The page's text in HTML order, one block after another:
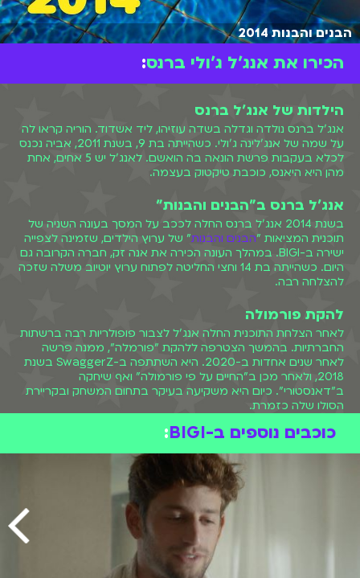
הבנים והבנות 2014
הכירו את אנג'ל ג'ולי ברנס:
הילדות של אנג'ל ברנס
אנג'ל ברנס נולדה וגדלה בשדה עוזיהו, ליד אשדוד. הוריה קראו לה
על שמה של אנג'לינה ג'ולי. כשהייתה בת 9, בשנת 2011, אביה נכנס
לכלא בעקבות פרשת הונאה בה הואשם. לאנג'ל יש 5 אחים, אחת
מהן היא היאנס, כוכבת טיקטוק בעצמה.
אנג'ל ברנס ב"הבנים והבנות"
בשנת 2014 אנג'ל ברנס החלה לככב על המסך בעונה השניה של
תוכנית המציאות "הבנים והבנות" של ערוץ הילדים, שזמינה לצפייה
ישירה ב-BIGI. במהלך העונה הכירה את אנה זק, חברה הקרובה גם
היום. כשהייתה בת 14 וחצי החליטה לפתוח ערוץ יוטיוב משלה שזכה
להצלחה רבה.
להקת פורמולה
לאחר הצלחת התוכנית החלה אנג'ל לצבור פופולריות רבה ברשתות
החברתיות. בהמשך הצטרפה ללהקת "פורמלה", ממנה פרשה
לאחר שנים אחדות ב-2020. היא השתתפה ב-SwaggerZ בשנת
2018, ולאחר מכן ב"החיים על פי פורמולה" ואף שיחקה
ב"דאנסטורי". כיום היא משקיעה בעיקר בתחום המשחק ובקריירת
הסולו שלה כזמרת.
כוכבים נוספים ב-BIGI :